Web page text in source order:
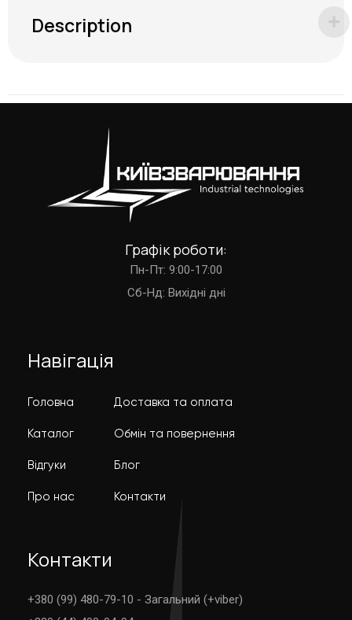
Description
Графік роботи:
Пн-Пт: 9:00-17:00
Cб-Нд: Вихідні дні
Навігація
Головна
Каталог
Відгуки
Про нас
Доставка та оплата
Обмін та повернення
Блог
Контакти
Контакти
+380 (99) 480-79-10 - Загальний (+viber)